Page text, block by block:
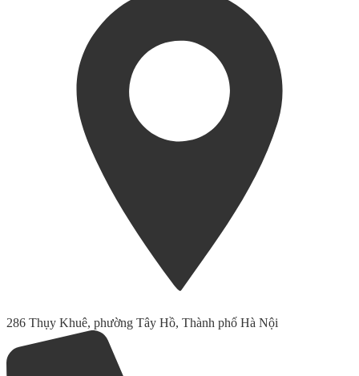
286 Thụy Khuê, phường Tây Hồ, Thành phố Hà Nội